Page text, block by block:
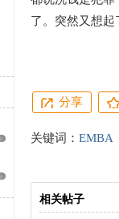
了。突然又想起
分享
关键词： EMBA
相关帖子